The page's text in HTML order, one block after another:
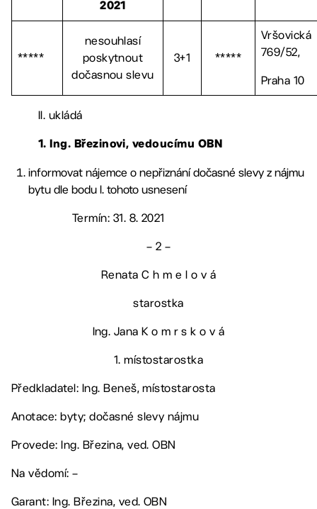
2021
*****
nesouhlasí
poskytnout
dočasnou slevu
3+1 *****
Vršovická
769/52,
Praha 10
II. ukládá
1. Ing. Březinovi, vedoucímu OBN
informovat nájemce o nepřiznání dočasné slevy z nájmu
bytu dle bodu I. tohoto usnesení
Termín: 31. 8. 2021
– 2 –
Renata C h m e l o v á
starostka
Ing. Jana K o m r s k o v á
1. místostarostka
Předkladatel: Ing. Beneš, místostarosta
Anotace: byty; dočasné slevy nájmu
Provede: Ing. Březina, ved. OBN
Na vědomí: –
Garant: Ing. Březina, ved. OBN